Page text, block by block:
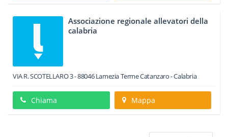
Associazione regionale allevatori della
calabria
VIA R. SCOTELLARO 3-88046 Lamezia TermeCatanzaro -Calabria
Chiama Mappa